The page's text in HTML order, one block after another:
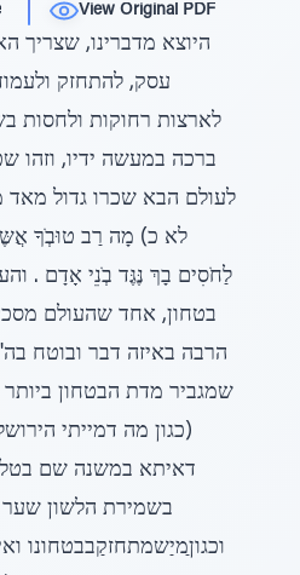
View Original PDF
היוצא מדברינו, שצריך
עסק, להתחזק
לארצות רחוקות ולחסות
ברכה במעשה ידיו, וזהו
לעולם הבא שכרו גדול מאד
לא כ) מָה רַב טוּבְׂךָ
לַחֹסִים בָךְ נֶּגֶּד בְׂנֵי אָדָם .
בטחון, אחד שהעולם
הרבה באיזה דבר ובוטח
שמגביר מדת הבטחון
(כגון מה דמייתי
דאיתא במשנה שם
בשמירת הלשון
וכגוןַמיַשמתחזקַבבטחונו